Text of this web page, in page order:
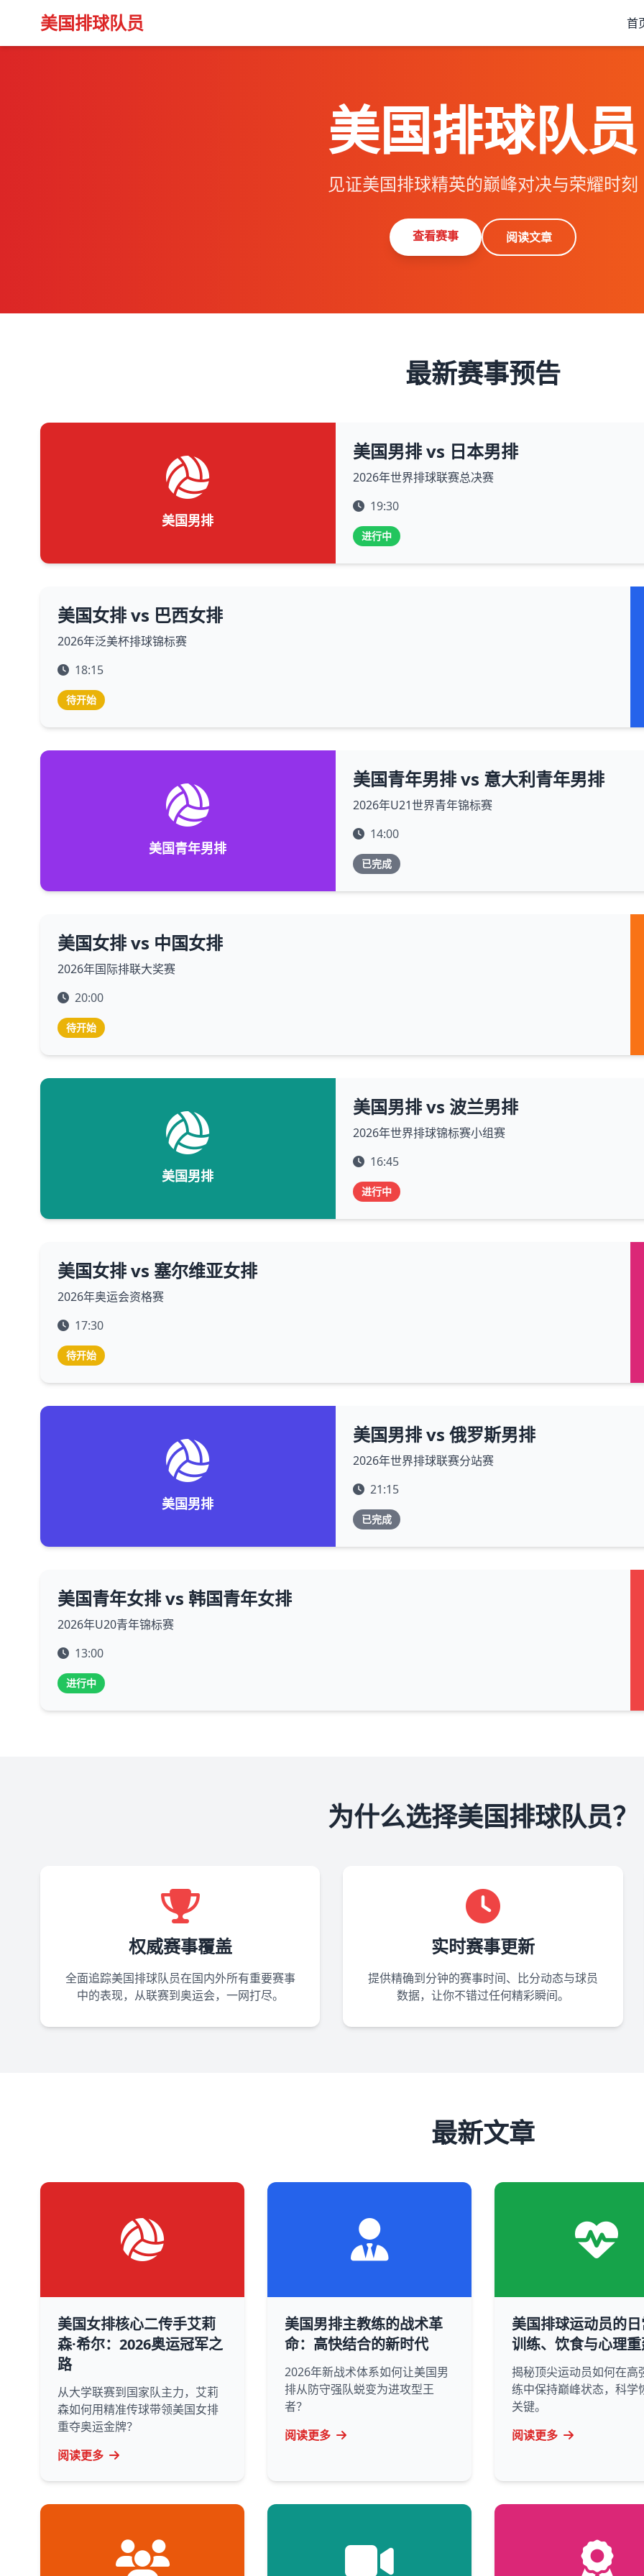
美国排球队员 首
美国排球队员
见证美国排球精英的巅峰对决与荣耀时刻
查看赛事 阅读文章
最新赛事预告
美国男排
美国男排 vs 日本男排
2026年世界排球联赛总决赛
19:30
进行中
美国女排 vs 巴西女排
2026年泛美杯排球锦标赛
18:15
待开始
美国青年男排
美国青年男排 vs 意大利青年男排
2026年U21世界青年锦标赛
14:00
已完成
美国女排 vs 中国女排
2026年国际排联大奖赛
20:00
待开始
美国男排
美国男排 vs 波兰男排
2026年世界排球锦标赛小组赛
16:45
进行中
美国女排 vs 塞尔维亚女排
2026年奥运会资格赛
17:30
待开始
美国男排
美国男排 vs 俄罗斯男排
2026年世界排球联赛分站赛
21:15
已完成
美国青年女排 vs 韩国青年女排
2026年U20青年锦标赛
13:00
进行中
为什么选择美国排球队员？
权威赛事覆盖
全面追踪美国排球队员在国内外所有重要赛事
中的表现，从联赛到奥运会，一网打尽。
实时赛事更新
提供精确到分钟的赛事时间、比分动态与球员
数据，让你不错过任何精彩瞬间。
最新文章
美国女排核心二传手艾莉
森·希尔：2026奥运冠军之
路
从大学联赛到国家队主力，艾莉
森如何用精准传球带领美国女排
重夺奥运金牌？
阅读更多
美国男排主教练的战术革
命：高快结合的新时代
2026年新战术体系如何让美国男
排从防守强队蜕变为进攻型王
者？
阅读更多
美国排球运动员的
训练、饮食与心理
揭秘顶尖运动员如何在高
练中保持巅峰状态，科学
关键。
阅读更多